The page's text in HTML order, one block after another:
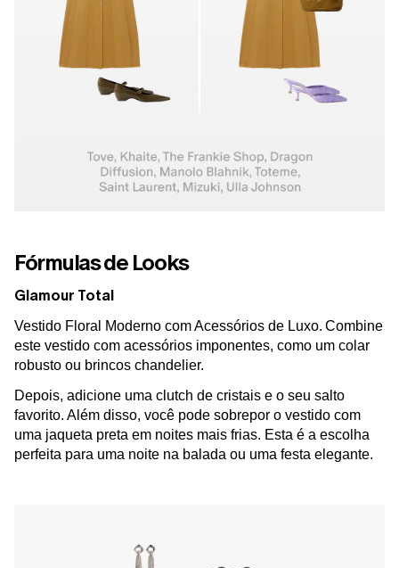
Fórmulas de Looks
Glamour Total
Vestido Floral Moderno com Acessórios de Luxo. Combine
este vestido com acessórios imponentes, como um colar
robusto ou brincos chandelier.
Depois, adicione uma clutch de cristais e o seu salto
favorito. Além disso, você pode sobrepor o vestido com
uma jaqueta preta em noites mais frias. Esta é a escolha
perfeita para uma noite na balada ou uma festa elegante.